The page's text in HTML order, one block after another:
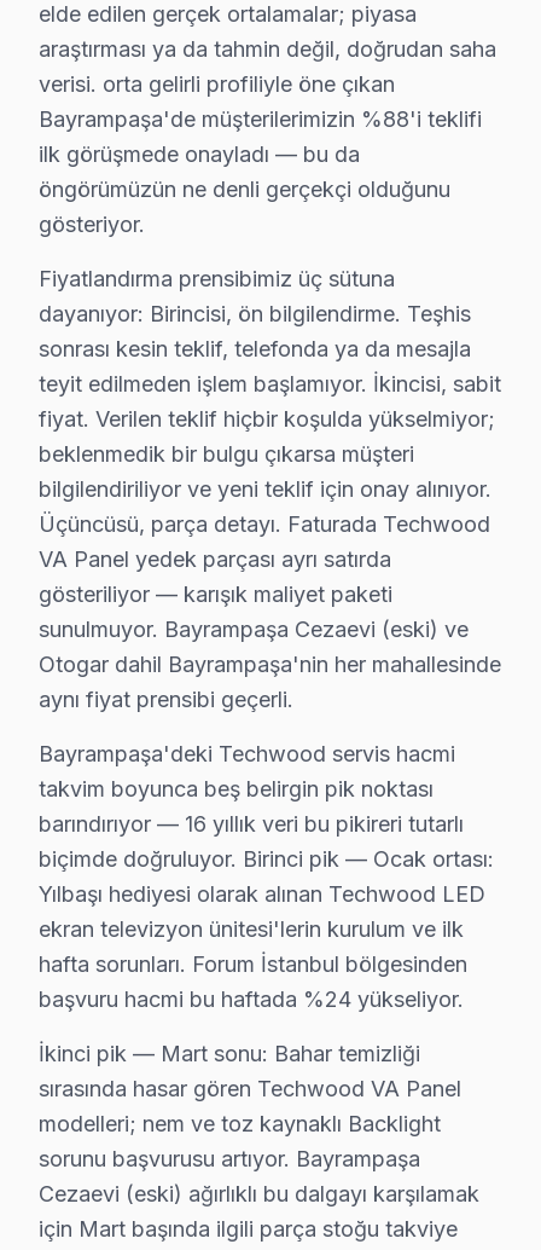
Techwood akıllı TV arıza servisimiz
Kocatepe, Muratpaşa, Orta, Terazidere
Vatan, Yenidoğan, Yıldırım semtlerinde
Altıntepsi, Cevatpaşa, İsmetpaşa, Kartaltepe ve
Techwood TV Teknik Rehberi: Panel, Teşhis
Techwood TV Teknik Profil ve Servis Rehberi
Techwood televizyon Teknik Servis Rehberi
Techwood ekran'lerde En Sık Karşılaşılan Arızalar
Techwood servisimizde en yaygın HDMI ARC ses
bu cihaz Servis Yaklaşımımız
Ekonomik teknoloji ilkeleri doğrultusunda Techwood
Techwood panel Onarım Süreci
1. Müşteri bildirir, servis ekibi arıza semptomlarını
2. Termal kamera, osiloskop, ESR ölçer ile elektronik
3. Arıza kaynağı tespit edilir: panel mi, anakart mı, güç
4. Yazılı fiyat teklifi sunulur; onay olmadan işlem
5. Orijinal veya OEM eşdeğer bu TV parça ile onarım
6. Tüm fonksiyonlar kapsamlı test edilir; garanti
Techwood akıllı TV Bakım Tavsiyeleri
Techwood TV'ler için en yaygın kullanıcı hatası;
Techwood TV'niz arızalandığında verileri
Techwood güvenilirliği standartlarında Techwood
Techwood TV İçin Bayrampaşa'deki Destek
Techwood ekran'niz için Bayrampaşa'de profesyonel
Görüntü Arızaları: Techwood'ın VA Panel ve LED
Elektronik Kart Servisi: Güç kaynağı kapasitör
Yazılım Müdahalesi: LED televizyon ünitesi
LED ve Aydınlatma: Backlight şerit tamiri veya
» Bayrampaşa ve çevre mahallelere aynı gün servis
elde edilen gerçek ortalamalar; piyasa
araştırması ya da tahmin değil, doğrudan saha
verisi. orta gelirli profiliyle öne çıkan
Bayrampaşa'de müşterilerimizin %88'i teklifi
ilk görüşmede onayladı — bu da
öngörümüzün ne denli gerçekçi olduğunu
gösteriyor.
Fiyatlandırma prensibimiz üç sütuna
dayanıyor: Birincisi, ön bilgilendirme. Teşhis
sonrası kesin teklif, telefonda ya da mesajla
teyit edilmeden işlem başlamıyor. İkincisi, sabit
fiyat. Verilen teklif hiçbir koşulda yükselmiyor;
beklenmedik bir bulgu çıkarsa müşteri
bilgilendiriliyor ve yeni teklif için onay alınıyor.
Üçüncüsü, parça detayı. Faturada Techwood
VA Panel yedek parçası ayrı satırda
gösteriliyor — karışık maliyet paketi
sunulmuyor. Bayrampaşa Cezaevi (eski) ve
Otogar dahil Bayrampaşa'nin her mahallesinde
aynı fiyat prensibi geçerli.
Bayrampaşa'deki Techwood servis hacmi
takvim boyunca beş belirgin pik noktası
barındırıyor — 16 yıllık veri bu pikireri tutarlı
biçimde doğruluyor. Birinci pik — Ocak ortası:
Yılbaşı hediyesi olarak alınan Techwood LED
ekran televizyon ünitesi'lerin kurulum ve ilk
hafta sorunları. Forum İstanbul bölgesinden
başvuru hacmi bu haftada %24 yükseliyor.
İkinci pik — Mart sonu: Bahar temizliği
sırasında hasar gören Techwood VA Panel
modelleri; nem ve toz kaynaklı Backlight
sorunu başvurusu artıyor. Bayrampaşa
Cezaevi (eski) ağırlıklı bu dalgayı karşılamak
için Mart başında ilgili parça stoğu takviye